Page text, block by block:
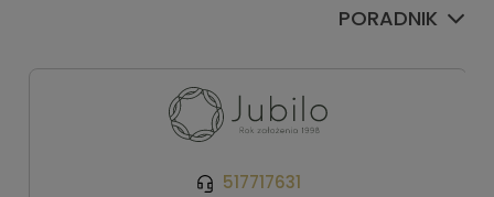
PORADNIK
517717631